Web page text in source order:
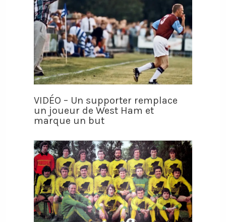
VIDÉO – Un supporter remplace
un joueur de West Ham et
marque un but